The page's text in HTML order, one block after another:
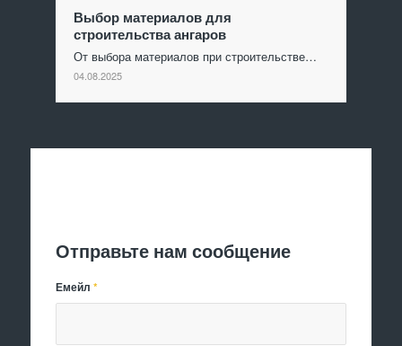
Выбор материалов для
строительства ангаров
От выбора материалов при строительстве…
04.08.2025
Отправьте нам сообщение
Емейл*